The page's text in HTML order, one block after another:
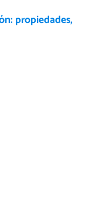
propiedades,